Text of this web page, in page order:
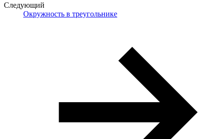
Следующий
Окружность в треугольнике